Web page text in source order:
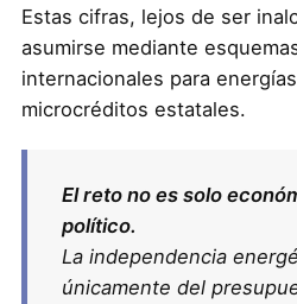
Estas cifras, lejos de ser
asumirse mediante
internacionales para
microcréditos estatales.
El reto no es solo
político.
La independencia
únicamente del